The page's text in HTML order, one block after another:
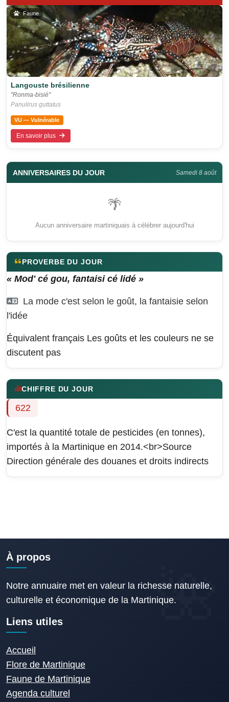
Faune
Langouste brésilienne
"Ronma-bisié"
Panulirus guttatus
VU — Vulnérable
En savoir plus
ANNIVERSAIRES DU JOUR Samedi 8 août
🌴
Aucun anniversaire martiniquais à célébrer aujourd'hui
PROVERBE DU JOUR
« Mod' cé gou, fantaisi cé lidé »
La mode c'est selon le goût, la fantaisie selon
l'idée
Équivalent français Les goûts et les couleurs ne se
discutent pas
CHIFFRE DU JOUR
622
C'est la quantité totale de pesticides (en tonnes),
importés à la Martinique en 2014.<br>Source
Direction générale des douanes et droits indirects
À propos
Notre annuaire met en valeur la richesse naturelle,
culturelle et économique de la Martinique.
Liens utiles
Accueil
Flore de Martinique
Faune de Martinique
Agenda culturel